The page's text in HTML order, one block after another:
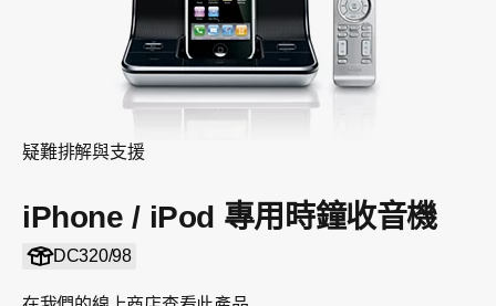
疑難排解與支援
iPhone / iPod 專用時鐘收音機
DC320/98